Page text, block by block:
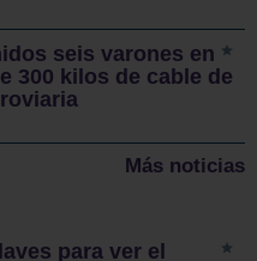
seis varones en
300 kilos de cable de
Más noticias
para ver el